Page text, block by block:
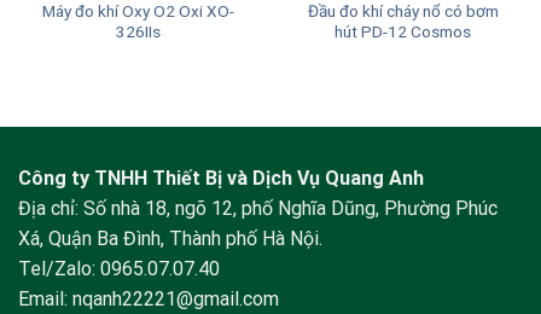
Máy đo khí Oxy O2 Oxi XO-
326IIs
Đầu đo khí cháy nổ có bơm
hút PD-12 Cosmos
Công ty TNHH Thiết Bị và Dịch Vụ Quang Anh
Địa chỉ: Số nhà 18, ngõ 12, phố Nghĩa Dũng, Phường Phúc
Xá, Quận Ba Đình, Thành phố Hà Nội.
Tel/Zalo: 0965.07.07.40
Email: nqanh22221@gmail.com